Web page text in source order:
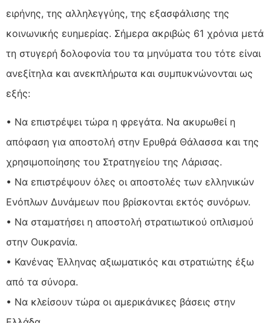
ειρήνης, της αλληλεγγύης, της εξασφάλισης της
κοινωνικής ευημερίας. Σήμερα ακριβώς 61 χρόνια μετά
τη στυγερή δολοφονία του τα μηνύματα του τότε είναι
ανεξίτηλα και ανεκπλήρωτα και συμπυκνώνονται ως
εξής:
• Να επιστρέψει τώρα η φρεγάτα. Να ακυρωθεί η
απόφαση για αποστολή στην Ερυθρά Θάλασσα και της
χρησιμοποίησης του Στρατηγείου της Λάρισας.
• Να επιστρέψουν όλες οι αποστολές των ελληνικών
Ενόπλων Δυνάμεων που βρίσκονται εκτός συνόρων.
• Να σταματήσει η αποστολή στρατιωτικού οπλισμού
στην Ουκρανία.
• Κανένας Έλληνας αξιωματικός και στρατιώτης έξω
από τα σύνορα.
• Να κλείσουν τώρα οι αμερικάνικες βάσεις στην